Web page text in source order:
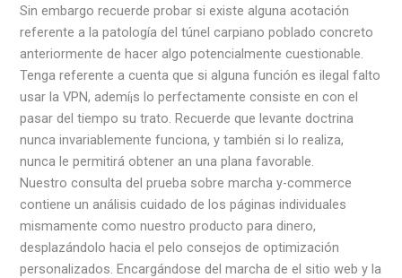
Sin embargo recuerde probar si existe alguna acotación
referente a la patologí­a del túnel carpiano poblado concreto
anteriormente de hacer algo potencialmente cuestionable.
Tenga referente a cuenta que si alguna función es ilegal falto
usar la VPN, ademí¡s lo perfectamente consiste en con el
pasar del tiempo su trato. Recuerde que levante doctrina
nunca invariablemente funciona, y también si lo realiza,
nunca le permitirá obtener an una plana favorable.
Nuestro consulta del prueba sobre marcha y-commerce
contiene un análisis cuidado de los páginas individuales
mismamente­ como nuestro producto para dinero,
desplazándolo hacia el pelo consejos de optimización
personalizados. Encargándose del marcha de el sitio web y la